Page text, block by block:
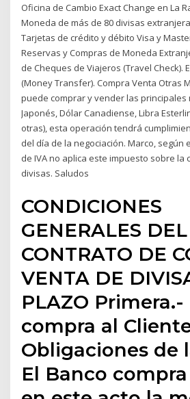
Oficina de Cambio Exact Change en La
Moneda de más de 80 divisas
Tarjetas de crédito y débito Visa y
Reservas y Compras de Moneda
de Cheques de Viajeros (Travel Check).
(Money Transfer). Compra Venta Otras
puede comprar y vender las principales
Japonés, Dólar Canadiense, Libra
otras), esta operación tendrá
del día de la negociación. Marco, según
de IVA no aplica este impuesto sobre la
divisas. Saludos
CONDICIONES
GENERALES DEL
CONTRATO DE
VENTA DE
PLAZO
compra al
Obligaciones de
El Banco